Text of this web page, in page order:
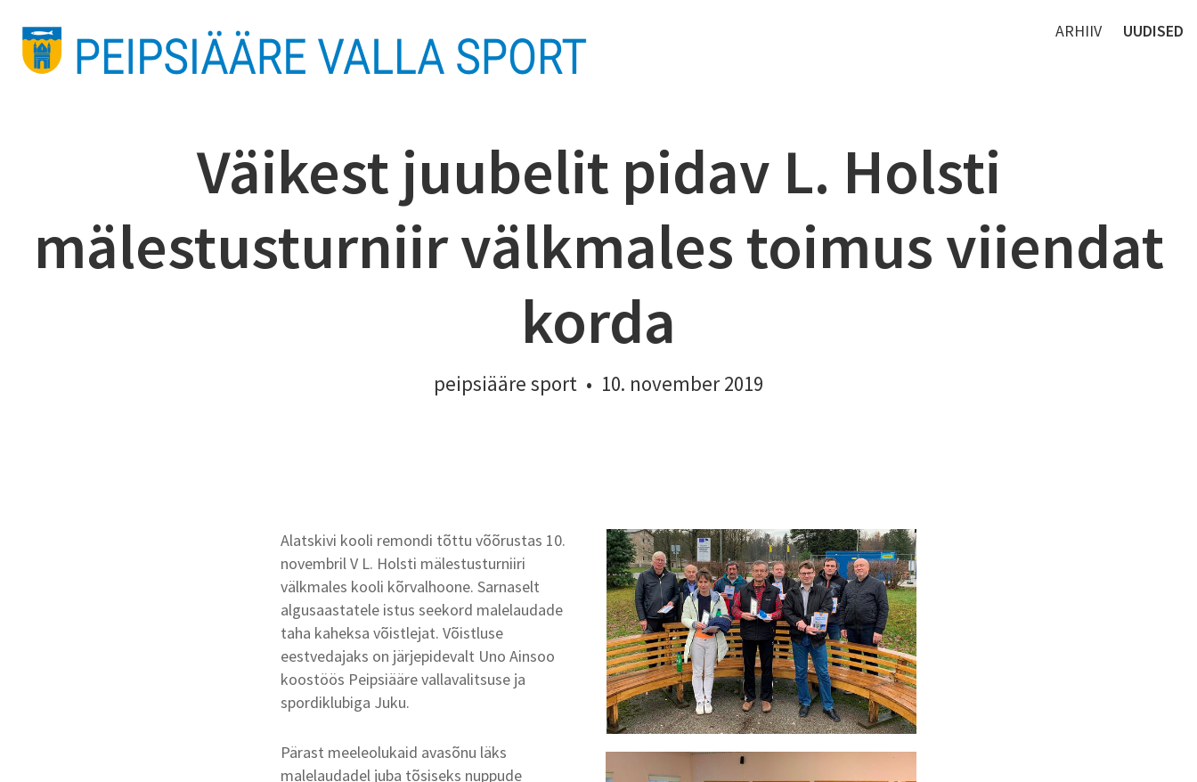
ARHIIV UUDISED
Väikest juubelit pidav L. Holsti
mälestusturniir välkmales toimus viiendat
korda
peipsiääre sport • 10. november 2019
Alatskivi kooli remondi tõttu võõrustas 10.
novembril V L. Holsti mälestusturniiri
välkmales kooli kõrvalhoone. Sarnaselt
algusaastatele istus seekord malelaudade
taha kaheksa võistlejat. Võistluse
eestvedajaks on järjepidevalt Uno Ainsoo
koostöös Peipsiääre vallavalitsuse ja
spordiklubiga Juku.
Pärast meeleolukaid avasõnu läks
malelaudadel juba tõsiseks nuppude